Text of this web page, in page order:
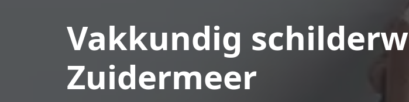
Vakkundig
Zuidermeer